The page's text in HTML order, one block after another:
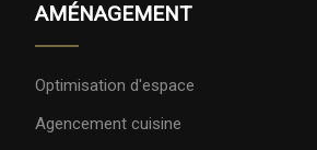
AMÉNAGEMENT
Optimisation d'espace
Agencement cuisine